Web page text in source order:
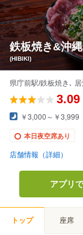
鉄板焼き&沖
(HIBIKI)
県庁前駅/鉄板焼き､
3.09
￥3,000～￥3,999
本日夜空席あり
店舗情報（詳細）
アプリ
トップ 座席